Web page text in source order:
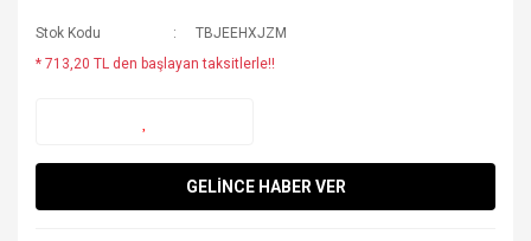
Stok Kodu
TBJEEHXJZM
* 713,20 TL den başlayan taksitlerle!!
GELİNCE HABER VER